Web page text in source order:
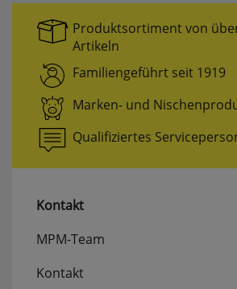
Produktsortiment von
Artikeln
Familiengeführt seit 1919
Marken- und
Qualifiziertes
Kontakt
MPM-Team
Kontakt